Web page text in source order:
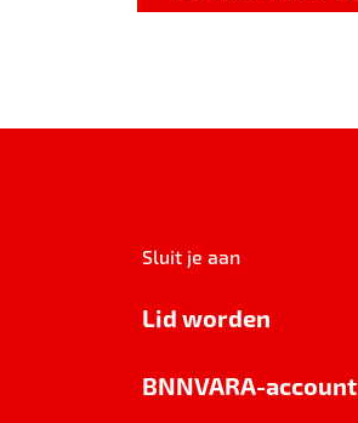
Sluit je aan
Lid worden
BNNVARA-account